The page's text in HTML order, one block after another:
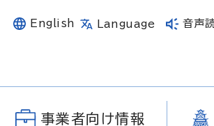
English Language 音声
事業者向け情報